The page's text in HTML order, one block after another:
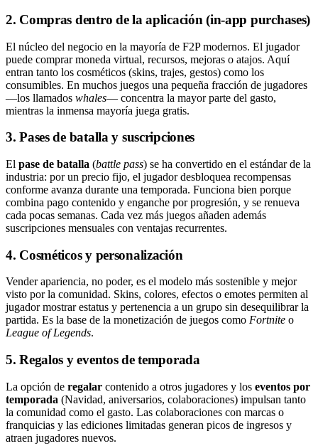
2. Compras dentro de la aplicación (in-app purchases)
El núcleo del negocio en la mayoría de F2P modernos. El jugador
puede comprar moneda virtual, recursos, mejoras o atajos. Aquí
entran tanto los cosméticos (skins, trajes, gestos) como los
consumibles. En muchos juegos una pequeña fracción de jugadores
—los llamados whales— concentra la mayor parte del gasto,
mientras la inmensa mayoría juega gratis.
3. Pases de batalla y suscripciones
El pase de batalla (battle pass) se ha convertido en el estándar de la
industria: por un precio fijo, el jugador desbloquea recompensas
conforme avanza durante una temporada. Funciona bien porque
combina pago contenido y enganche por progresión, y se renueva
cada pocas semanas. Cada vez más juegos añaden además
suscripciones mensuales con ventajas recurrentes.
4. Cosméticos y personalización
Vender apariencia, no poder, es el modelo más sostenible y mejor
visto por la comunidad. Skins, colores, efectos o emotes permiten al
jugador mostrar estatus y pertenencia a un grupo sin desequilibrar la
partida. Es la base de la monetización de juegos como Fortnite o
League of Legends.
5. Regalos y eventos de temporada
La opción de regalar contenido a otros jugadores y los eventos por
temporada (Navidad, aniversarios, colaboraciones) impulsan tanto
la comunidad como el gasto. Las colaboraciones con marcas o
franquicias y las ediciones limitadas generan picos de ingresos y
atraen jugadores nuevos.